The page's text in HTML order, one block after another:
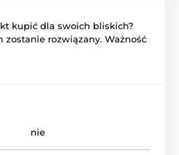
kupić dla swoich bliskich?
zostanie rozwiązany. Ważność
nie